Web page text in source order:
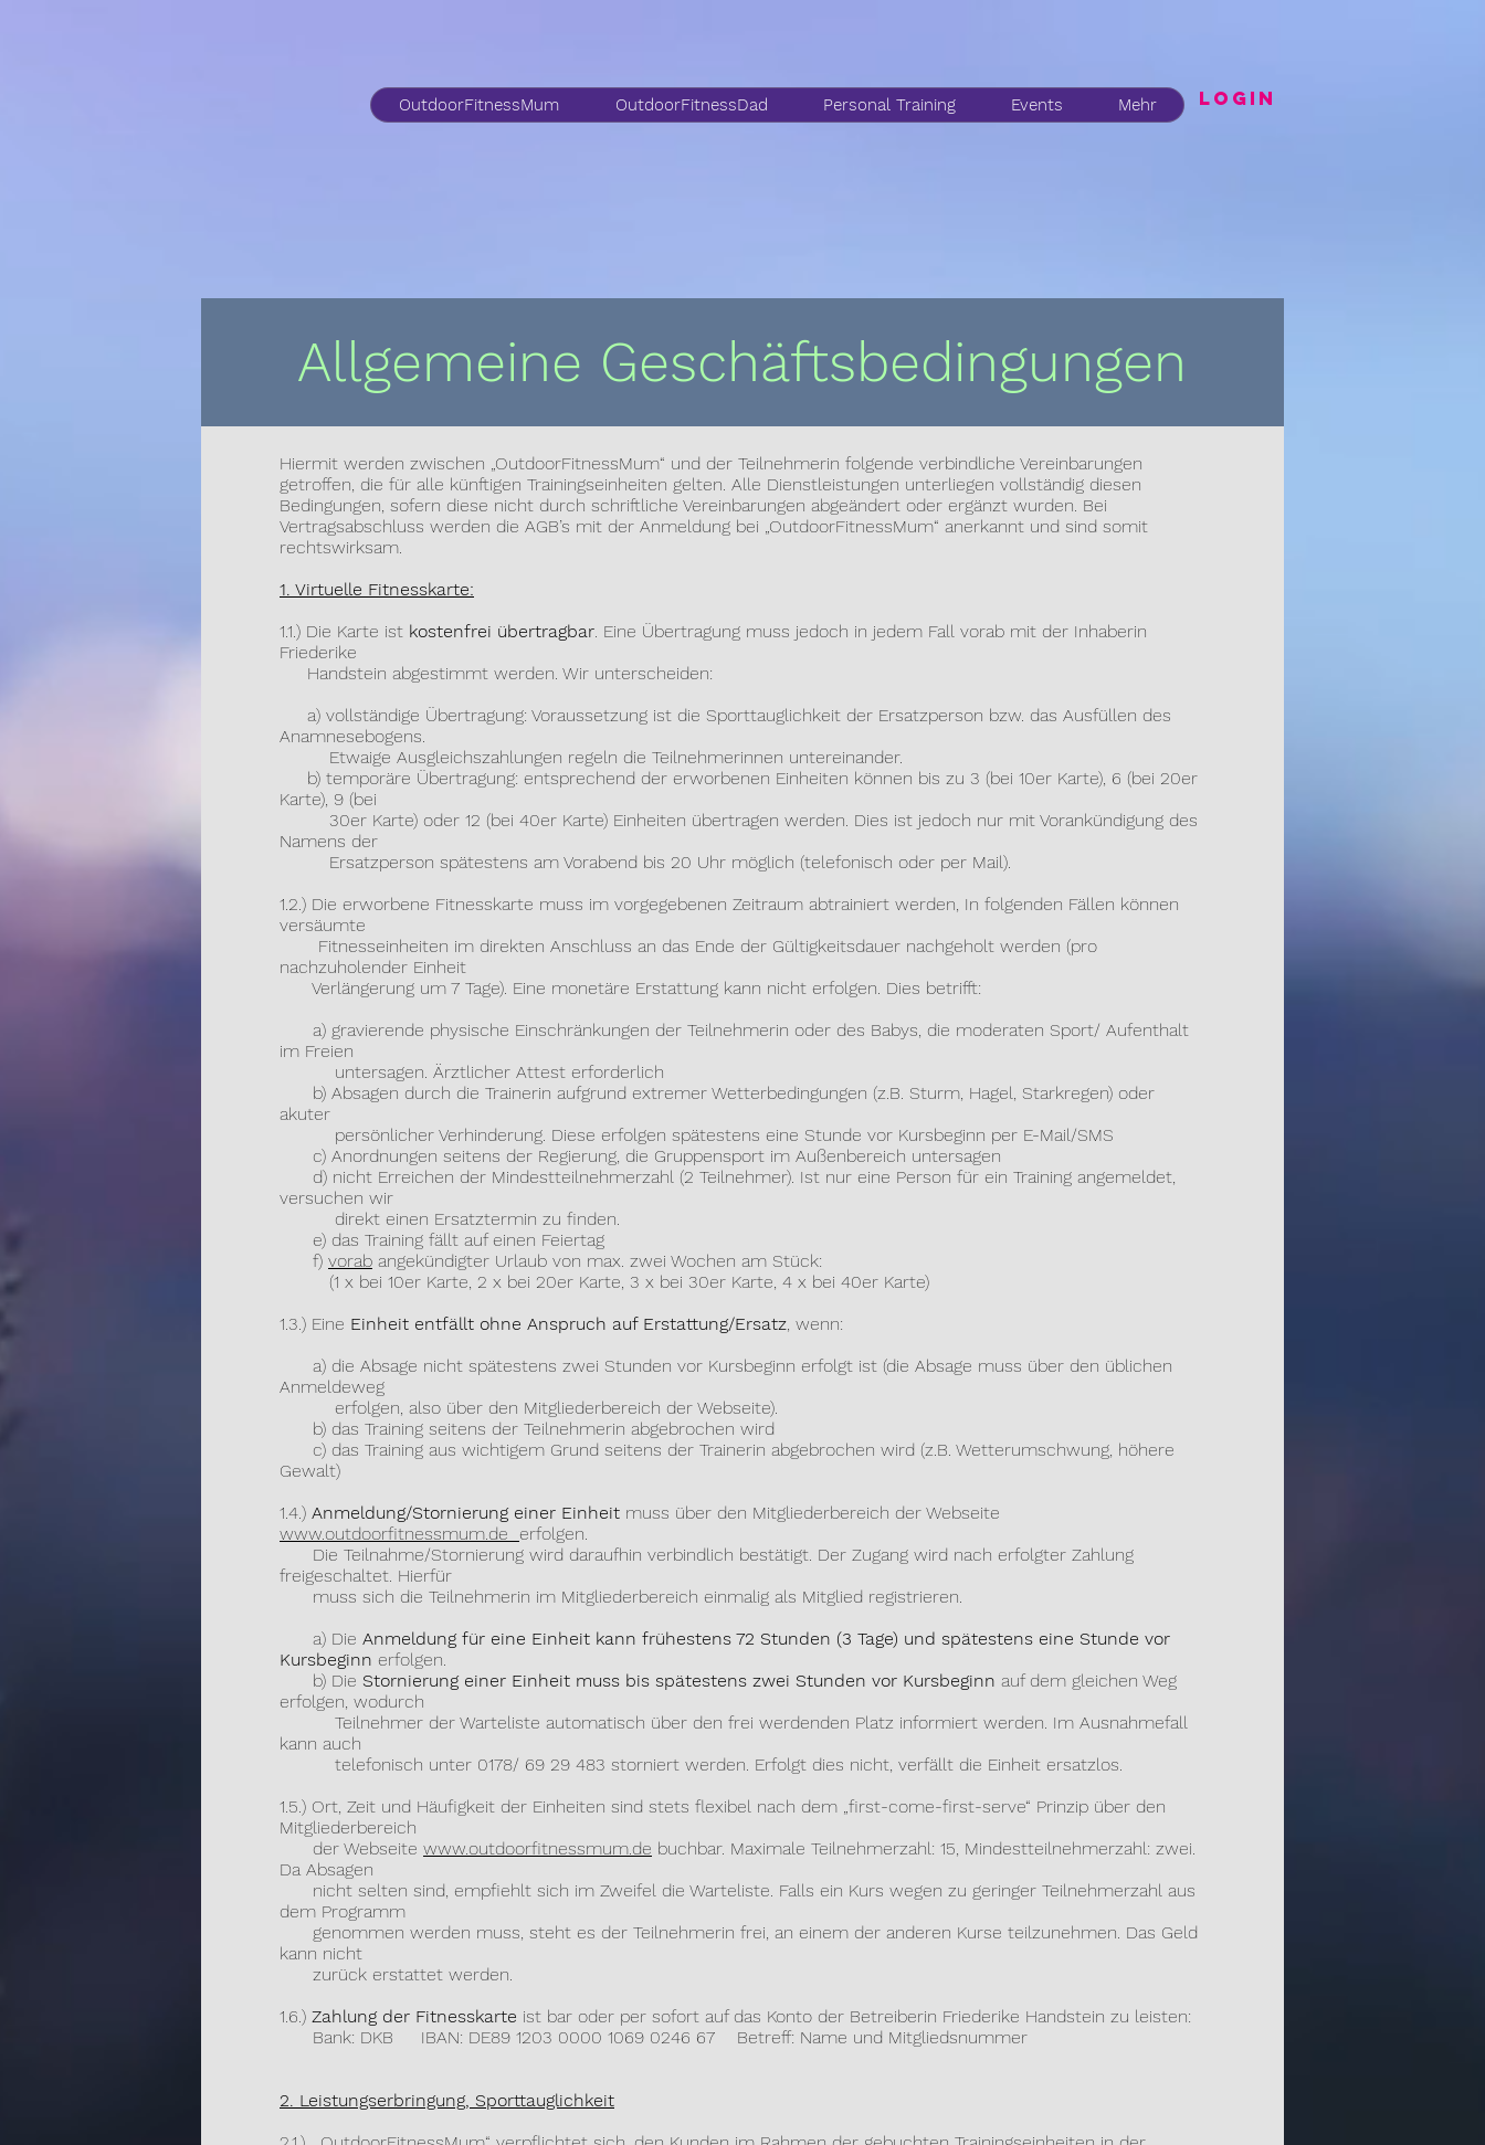
OutdoorFitnessMum OutdoorFitnessDad Personal Training Events Mehr LogIN
Hiermit werden zwischen „OutdoorFitnessMum“ und der Teilnehmerin folgende verbindliche Vereinbarungen
getroffen, die für alle künftigen Trainingseinheiten gelten. Alle Dienstleistungen unterliegen vollständig diesen
Bedingungen, sofern diese nicht durch schriftliche Vereinbarungen abgeändert oder ergänzt wurden. Bei
Vertragsabschluss werden die AGB’s mit der Anmeldung bei „OutdoorFitnessMum“ anerkannt und sind somit
rechtswirksam.
1. Virtuelle Fitnesskarte:
1.1.) Die Karte ist kostenfrei übertragbar. Eine Übertragung muss jedoch in jedem Fall vorab mit der Inhaberin
Friederike
Handstein abgestimmt werden. Wir unterscheiden:
a) vollständige Übertragung: Voraussetzung ist die Sporttauglichkeit der Ersatzperson bzw. das Ausfüllen des
Anamnesebogens.
Etwaige Ausgleichszahlungen regeln die Teilnehmerinnen untereinander.
b) temporäre Übertragung: entsprechend der erworbenen Einheiten können bis zu 3 (bei 10er Karte), 6 (bei 20er
Karte), 9 (bei
30er Karte) oder 12 (bei 40er Karte) Einheiten übertragen werden. Dies ist jedoch nur mit Vorankündigung des
Namens der
Ersatzperson spätestens am Vorabend bis 20 Uhr möglich (telefonisch oder per Mail).
1.2.) Die erworbene Fitnesskarte muss im vorgegebenen Zeitraum abtrainiert werden, In folgenden Fällen können
versäumte
Fitnesseinheiten im direkten Anschluss an das Ende der Gültigkeitsdauer nachgeholt werden (pro
nachzuholender Einheit
Verlängerung um 7 Tage). Eine monetäre Erstattung kann nicht erfolgen. Dies betrifft:
a) gravierende physische Einschränkungen der Teilnehmerin oder des Babys, die moderaten Sport/ Aufenthalt
im Freien
untersagen. Ärztlicher Attest erforderlich
b) Absagen durch die Trainerin aufgrund extremer Wetterbedingungen (z.B. Sturm, Hagel, Starkregen) oder
akuter
persönlicher Verhinderung. Diese erfolgen spätestens eine Stunde vor Kursbeginn per E-Mail/SMS
c) Anordnungen seitens der Regierung, die Gruppensport im Außenbereich untersagen
d) nicht Erreichen der Mindestteilnehmerzahl (2 Teilnehmer). Ist nur eine Person für ein Training angemeldet,
versuchen wir
direkt einen Ersatztermin zu finden.
e) das Training fällt auf einen Feiertag
f) vorab angekündigter Urlaub von max. zwei Wochen am Stück:
(1 x bei 10er Karte, 2 x bei 20er Karte, 3 x bei 30er Karte, 4 x bei 40er Karte)
1.3.) Eine Einheit entfällt ohne Anspruch auf Erstattung/Ersatz, wenn:
a) die Absage nicht spätestens zwei Stunden vor Kursbeginn erfolgt ist (die Absage muss über den üblichen
Anmeldeweg
erfolgen, also über den Mitgliederbereich der Webseite).
b) das Training seitens der Teilnehmerin abgebrochen wird
c) das Training aus wichtigem Grund seitens der Trainerin abgebrochen wird (z.B. Wetterumschwung, höhere
Gewalt)
1.4.) Anmeldung/Stornierung einer Einheit muss über den Mitgliederbereich der Webseite
www.outdoorfitnessmum.de erfolgen.
Die Teilnahme/Stornierung wird daraufhin verbindlich bestätigt. Der Zugang wird nach erfolgter Zahlung
freigeschaltet. Hierfür
muss sich die Teilnehmerin im Mitgliederbereich einmalig als Mitglied registrieren.
a) Die Anmeldung für eine Einheit kann frühestens 72 Stunden (3 Tage) und spätestens eine Stunde vor
Kursbeginn erfolgen.
b) Die Stornierung einer Einheit muss bis spätestens zwei Stunden vor Kursbeginn auf dem gleichen Weg
erfolgen, wodurch
Teilnehmer der Warteliste automatisch über den frei werdenden Platz informiert werden. Im Ausnahmefall
kann auch
telefonisch unter 0178/ 69 29 483 storniert werden. Erfolgt dies nicht, verfällt die Einheit ersatzlos.
1.5.) Ort, Zeit und Häufigkeit der Einheiten sind stets flexibel nach dem „first-come-first-serve“ Prinzip über den
Mitgliederbereich
der Webseite www.outdoorfitnessmum.de buchbar. Maximale Teilnehmerzahl: 15, Mindestteilnehmerzahl: zwei.
Da Absagen
nicht selten sind, empfiehlt sich im Zweifel die Warteliste. Falls ein Kurs wegen zu geringer Teilnehmerzahl aus
dem Programm
genommen werden muss, steht es der Teilnehmerin frei, an einem der anderen Kurse teilzunehmen. Das Geld
kann nicht
zurück erstattet werden.
1.6.) Zahlung der Fitnesskarte ist bar oder per sofort auf das Konto der Betreiberin Friederike Handstein zu leisten:
Bank: DKB IBAN: DE89 1203 0000 1069 0246 67 Betreff: Name und Mitgliedsnummer
2. Leistungserbringung, Sporttauglichkeit
Allgemeine Geschäftsbedingungen